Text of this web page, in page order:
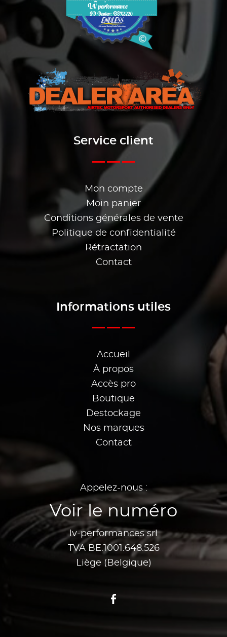
Service client
Mon compte
Moin panier
Conditions générales de vente
Politique de confidentialité
Rétractation
Contact
Informations utiles
Accueil
À propos
Accès pro
Boutique
Destockage
Nos marques
Contact
Appelez-nous :
Voir le numéro
lv-performances srl
TVA BE.1001.648.526
Liège (Belgique)